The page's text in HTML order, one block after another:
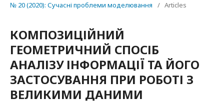
№ 20 (2020): Сучасні проблеми моделювання
/ Articles
КОМПОЗИЦІЙНИЙ
ГЕОМЕТРИЧНИЙ СПОСІБ
АНАЛІЗУ ІНФОРМАЦІЇ ТА ЙОГО
ЗАСТОСУВАННЯ ПРИ РОБОТІ З
ВЕЛИКИМИ ДАНИМИ